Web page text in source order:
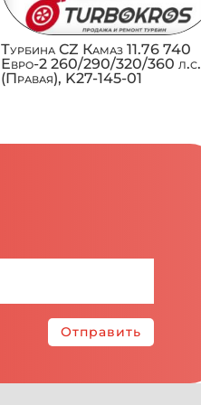
Турбина CZ Камаз 11.76 740
Евро-2 260/290/320/360 л.с.
(Правая), K27-145-01
Отправить